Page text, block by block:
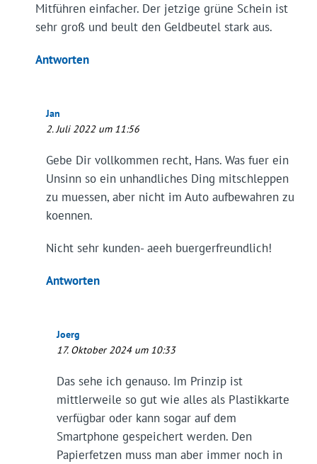
Mitführen einfacher. Der jetzige grüne Schein ist
sehr groß und beult den Geldbeutel stark aus.
Antworten
Jan
2. Juli 2022 um 11:56
Gebe Dir vollkommen recht, Hans. Was fuer ein
Unsinn so ein unhandliches Ding mitschleppen
zu muessen, aber nicht im Auto aufbewahren zu
koennen.
Nicht sehr kunden- aeeh buergerfreundlich!
Antworten
Joerg
17. Oktober 2024 um 10:33
Das sehe ich genauso. Im Prinzip ist
mittlerweile so gut wie alles als Plastikkarte
verfügbar oder kann sogar auf dem
Smartphone gespeichert werden. Den
Papierfetzen muss man aber immer noch in